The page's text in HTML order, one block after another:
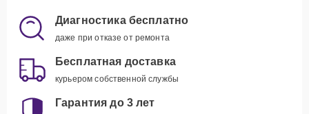
Диагностика бесплатно
даже при отказе от ремонта
Бесплатная доставка
курьером собственной службы
Гарантия до 3 лет